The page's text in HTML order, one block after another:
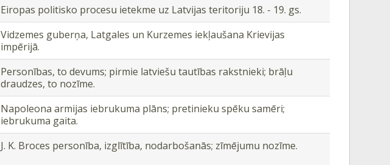
Eiropas politisko procesu ietekme uz Latvijas teritoriju 18. - 19. gs.
Vidzemes guberņa, Latgales un Kurzemes iekļaušana Krievijas
impērijā.
Personības, to devums; pirmie latviešu tautības rakstnieki; brāļu
draudzes, to nozīme.
Napoleona armijas iebrukuma plāns; pretinieku spēku samēri;
iebrukuma gaita.
J. K. Broces personība, izglītība, nodarbošanās; zīmējumu nozīme.